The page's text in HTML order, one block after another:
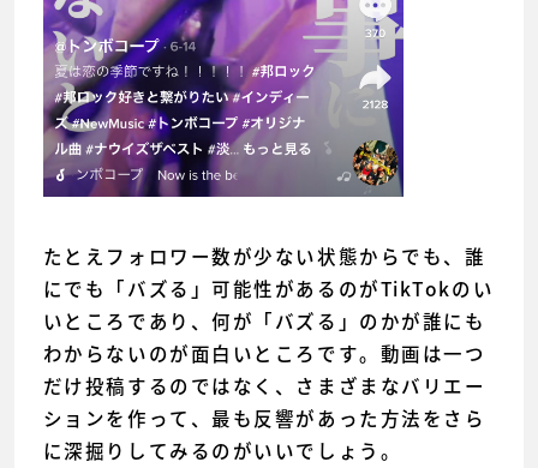
たとえフォロワー数が少ない状態からでも、誰
にでも「バズる」可能性があるのがTikTokのい
いところであり、何が「バズる」のかが誰にも
わからないのが面白いところです。動画は一つ
だけ投稿するのではなく、さまざまなバリエー
ションを作って、最も反響があった方法をさら
に深掘りしてみるのがいいでしょう。